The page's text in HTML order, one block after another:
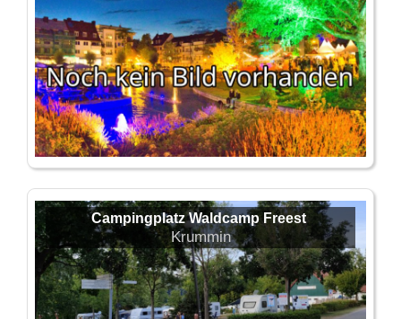
Campingplatz Waldcamp Freest
Krummin